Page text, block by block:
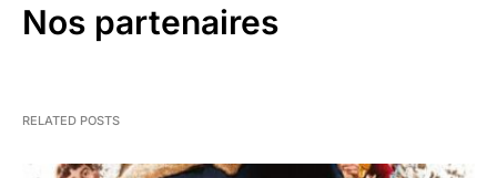
Nos partenaires
RELATED POSTS